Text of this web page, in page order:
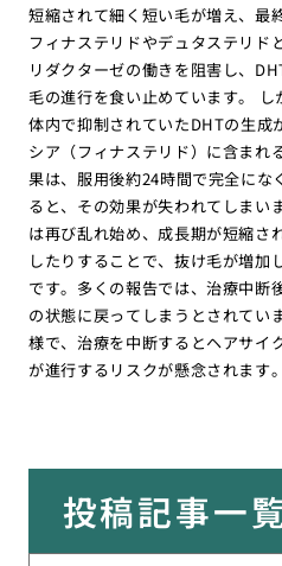
短縮されて細く短い毛が増え、最
フィナステリドやデュタステリド
リダクターゼの働きを阻害し、
毛の進行を食い止めています。 し
体内で抑制されていたDHTの生成
シア（フィナステリド）に含まれ
果は、服用後約24時間で完全にな
ると、その効果が失われてしまい
は再び乱れ始め、成長期が短縮さ
したりすることで、抜け毛が増加
です。多くの報告では、治療中断
の状態に戻ってしまうとされてい
様で、治療を中断するとヘアサイ
が進行するリスクが懸念されます。
投稿記事一